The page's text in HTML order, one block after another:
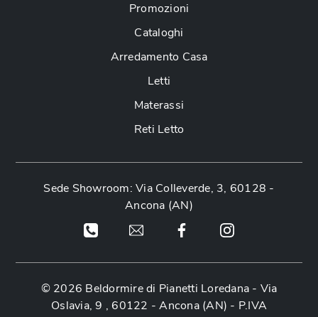
Promozioni
Cataloghi
Arredamento Casa
Letti
Materassi
Reti Letto
Sede Showroom: Via Colleverde, 3, 60128 -
Ancona (AN)
© 2026 Beldormire di Pianetti Loredana - Via
Oslavia, 9 , 60122 - Ancona (AN) - P.IVA